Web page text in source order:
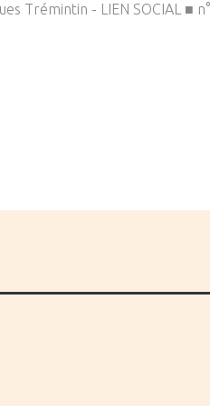
Trémintin - LIEN SOCIAL ■